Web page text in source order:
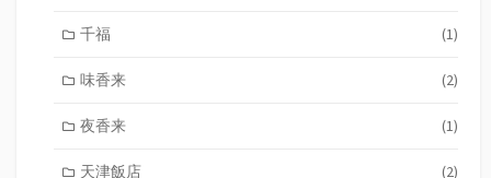
千福 (1)
味香来 (2)
夜香来 (1)
天津飯店 (2)